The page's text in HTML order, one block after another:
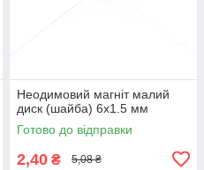
Неодимовий магніт малий
диск (шайба) 6х1.5 мм
Готово до відправки
2,40 ₴ 5,08 ₴